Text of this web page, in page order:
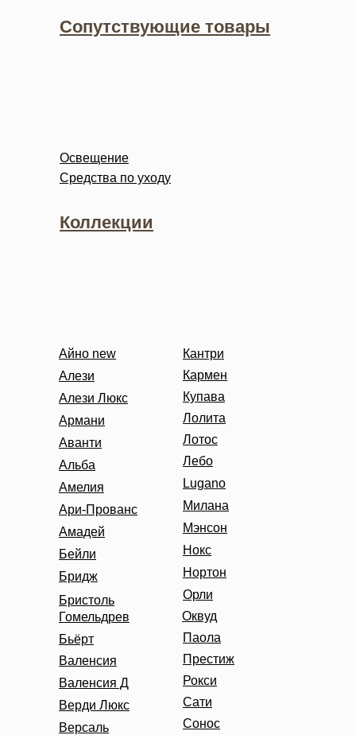
Средства по уходу
Освещение
Сопутствующие товары
Нокс
Милана
Мэнсон
Лебо
Нортон
Паола
Престиж
Орли
Рокси
Сати
Сонос
Lugano
Кармен
Купава
Лолита
Амелия
Альба
Алези
Айно new
Амадей
Аванти
Ари-Прованс
Бейли
Бридж
Кантри
Валенсия
Валенсия Д
Верди Люкс
Коллекции
Бристоль
Гомельдрев
Бьёрт
Алези Люкс
Армани
Версаль
Лотос
Оквуд